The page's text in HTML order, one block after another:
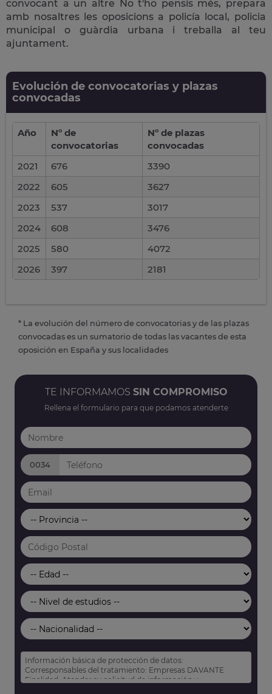
convocant a un altre No t'ho pensis més, prepara
amb nosaltres les oposicions a policía local, policia
municipal o guàrdia urbana i treballa al teu
ajuntament.
Evolución de convocatorias y plazas
convocadas
Año
Nº de
convocatorias
Nº de plazas
convocadas
2021
676
3390
2022
605
3627
2023
537
3017
2024
608
3476
2025
580
4072
2026
397 2181
* La evolución del número de convocatorias y de las plazas
convocadas es un sumatorio de todas las vacantes de esta
oposición en España y sus localidades
TE INFORMAMOS SIN COMPROMISO
Rellena el formulario para que podamos atenderte
0034
Información básica de protección de datos:
Corresponsables del tratamiento: Empresas DAVANTE
Finalidad: Atender su solicitud de información y